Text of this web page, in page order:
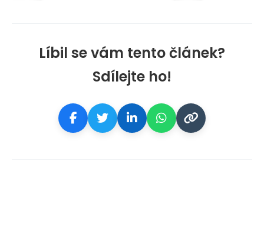
Líbil se vám tento článek?
Sdílejte ho!